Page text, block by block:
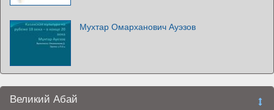
Мухтар Омарханович Ауэзов
Великий Абай